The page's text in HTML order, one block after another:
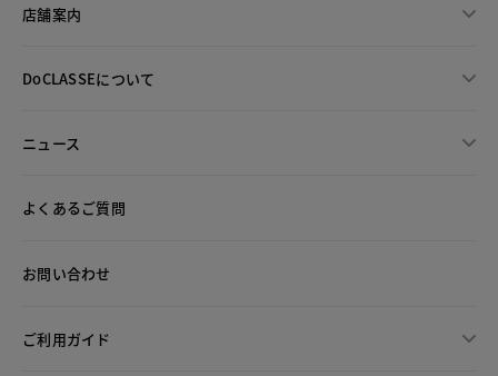
店舗案内
DoCLASSEについて
ニュース
よくあるご質問
お問い合わせ
ご利用ガイド